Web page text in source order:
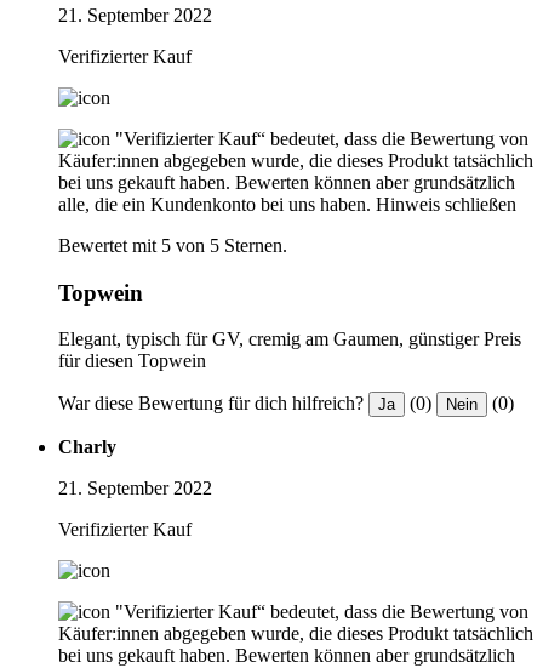
21. September 2022
Verifizierter Kauf
"Verifizierter Kauf“ bedeutet, dass die Bewertung von
Käufer:innen abgegeben wurde, die dieses Produkt tatsächlich
bei uns gekauft haben. Bewerten können aber grundsätzlich
alle, die ein Kundenkonto bei uns haben. Hinweis schließen
Bewertet mit 5 von 5 Sternen.
Topwein
Elegant, typisch für GV, cremig am Gaumen, günstiger Preis
für diesen Topwein
War diese Bewertung für dich hilfreich? Ja (0) Nein (0)
Charly
21. September 2022
Verifizierter Kauf
"Verifizierter Kauf“ bedeutet, dass die Bewertung von
Käufer:innen abgegeben wurde, die dieses Produkt tatsächlich
bei uns gekauft haben. Bewerten können aber grundsätzlich